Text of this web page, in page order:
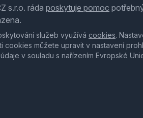
s.r.o. ráda poskytuje pomoc
služeb využívá cookies.
cookies můžete upravit v nastavení
v souladu s nařízením Evropské